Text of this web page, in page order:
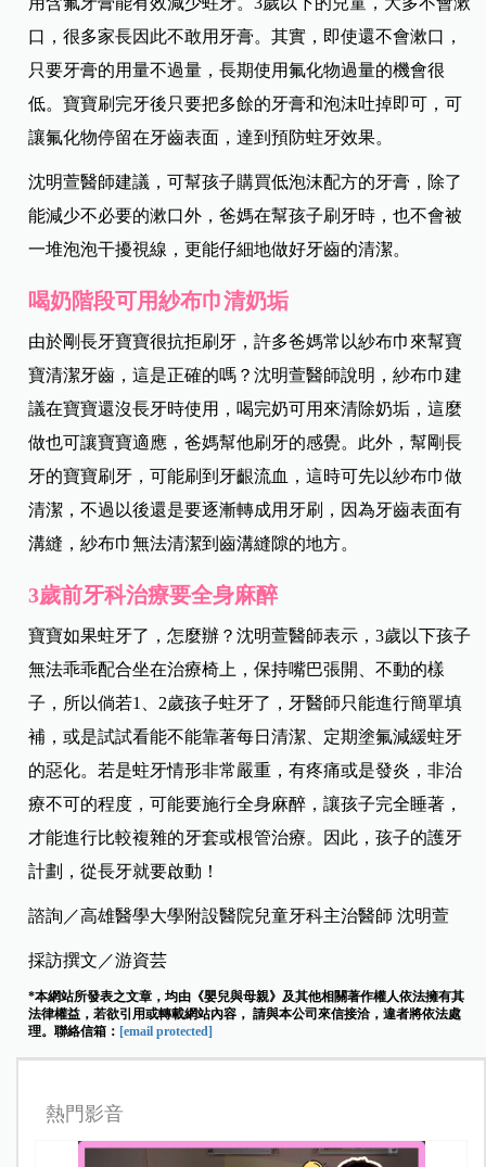
口，很多家長因此不敢用牙膏。其實，即使還不會漱口，
只要牙膏的用量不過量，長期使用氟化物過量的機會很
低。寶寶刷完牙後只要把多餘的牙膏和泡沫吐掉即可，可
讓氟化物停留在牙齒表面，達到預防蛀牙效果。
沈明萱醫師建議，可幫孩子購買低泡沫配方的牙膏，除了
能減少不必要的漱口外，爸媽在幫孩子刷牙時，也不會被
一堆泡泡干擾視線，更能仔細地做好牙齒的清潔。
喝奶階段可用紗布巾清奶垢
由於剛長牙寶寶很抗拒刷牙，許多爸媽常以紗布巾來幫寶
寶清潔牙齒，這是正確的嗎？沈明萱醫師說明，紗布巾建
議在寶寶還沒長牙時使用，喝完奶可用來清除奶垢，這麼
做也可讓寶寶適應，爸媽幫他刷牙的感覺。此外，幫剛長
牙的寶寶刷牙，可能刷到牙齦流血，這時可先以紗布巾做
清潔，不過以後還是要逐漸轉成用牙刷，因為牙齒表面有
溝縫，紗布巾無法清潔到齒溝縫隙的地方。
3歲前牙科治療要全身麻醉
寶寶如果蛀牙了，怎麼辦？沈明萱醫師表示，3歲以下孩子
無法乖乖配合坐在治療椅上，保持嘴巴張開、不動的樣
子，所以倘若1、2歲孩子蛀牙了，牙醫師只能進行簡單填
補，或是試試看能不能靠著每日清潔、定期塗氟減緩蛀牙
的惡化。若是蛀牙情形非常嚴重，有疼痛或是發炎，非治
療不可的程度，可能要施行全身麻醉，讓孩子完全睡著，
才能進行比較複雜的牙套或根管治療。
因此，孩子的護牙
計劃，從長牙就要啟動！
諮詢／高雄醫學大學附設醫院兒童牙科主治醫師 沈明萱
採訪撰文／游資芸
*本網站所發表之文章，均由《嬰兒與母親》及其他相關著作權人依法擁有其
法律權益，若欲引用或轉載網站內容， 請與本公司來信接洽，違者將依法處
理。聯絡信箱： [email protected]
熱門影音